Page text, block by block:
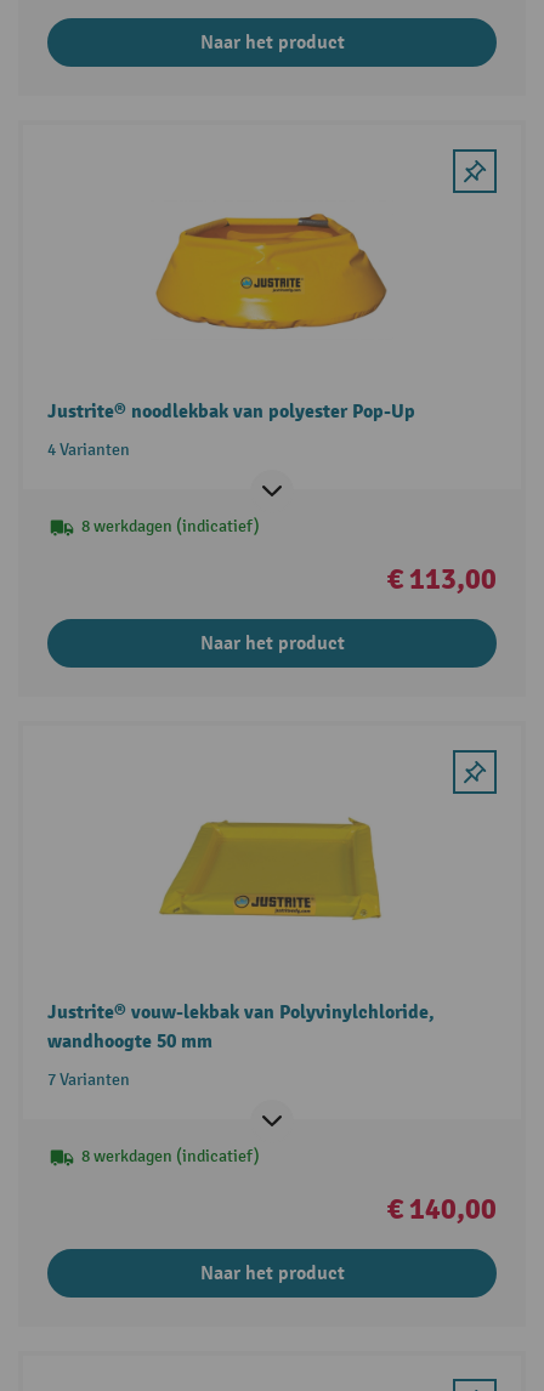
Naar het product
Justrite® noodlekbak van polyester Pop-Up
4 Varianten
8 werkdagen (indicatief)
€ 113,00
Naar het product
Justrite® vouw-lekbak van Polyvinylchloride,
wandhoogte 50 mm
7 Varianten
8 werkdagen (indicatief)
€ 140,00
Naar het product